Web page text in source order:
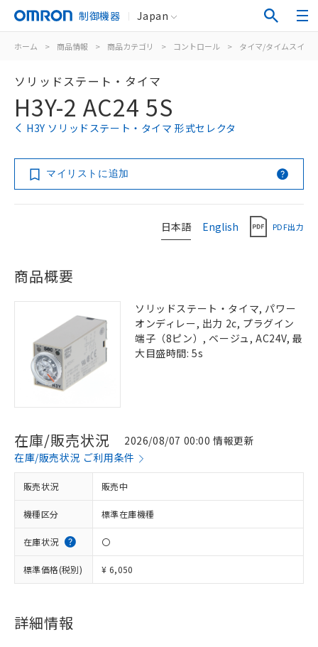
制御機器 Japan
ホーム > 商品情報 > 商品カテゴリ > コントロール > タイマ/タイムスイッ
ソリッドステート・タイマ
H3Y-2 AC24 5S
H3Y ソリッドステート・タイマ 形式セレクタ
マイリストに追加
日本語 English PDF出力
商品概要
ソリッドステート・タイマ, パワー
オンディレー, 出力 2c, プラグイン
端子（8ピン）, ベージュ, AC24V, 最
大目盛時間: 5s
在庫/販売状況
2026/08/07 00:00 情報更新
在庫/販売状況 ご利用条件
販売状況 販売中
機種区分 標準在庫機種
在庫状況 〇
標準価格(税別) ¥ 6,050
詳細情報